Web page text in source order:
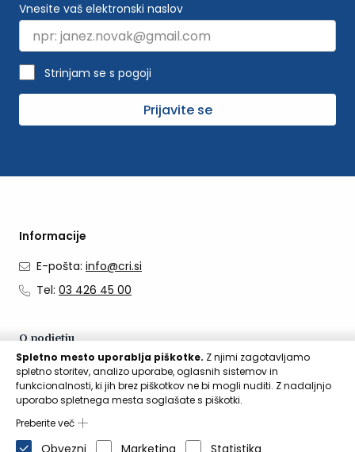
Vnesite vaš elektronski naslov
Strinjam se s pogoji
Prijavite se
Informacije
E-pošta: info@cri.si
Tel: 03 426 45 00
O podjetju
O nas
Kontakti
Aktualno
Spletno mesto uporablja piškotke. Z njimi zagotavljamo
spletno storitev, analizo uporabe, oglasnih sistemov in
funkcionalnosti, ki jih brez piškotkov ne bi mogli nuditi. Z nadaljnjo
uporabo spletnega mesta soglašate s piškotki.
Preberite več
Obvezni Marketing Statistika